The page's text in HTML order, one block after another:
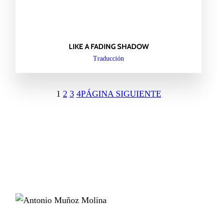
LIKE A FADING SHADOW
Traducción
1 2 3 4PÁGINA SIGUIENTE